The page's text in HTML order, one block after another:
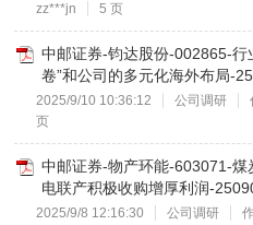
zz***jn
5 页
中邮证券-钧达股份-002865-行
卷”和公司的多元化海外布局-
2025/9/10 10:36:12 公司调研
页
中邮证券-物产环能-603071-
电联产积极收购增厚利润-
2025/9/8 12:16:30 公司调研